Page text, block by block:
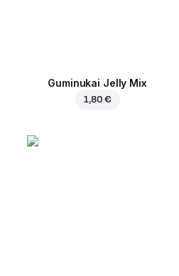
Guminukai Jelly Mix
1,80 €